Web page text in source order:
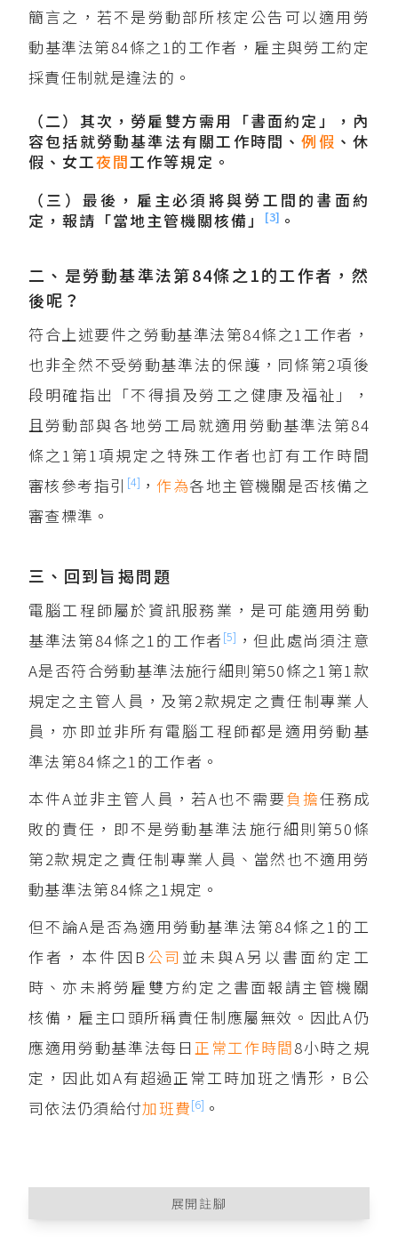
簡言之，若不是勞動部所核定公告可以適用勞
動基準法第84條之1的工作者，雇主與勞工約定
採責任制就是違法的。
（二）其次，勞雇雙方需用「書面約定」，內
容包括就勞動基準法有關工作時間、例假 、休
假、女工夜間工作等規定。
（三）最後，雇主必須將與勞工間的書面約
定，報請「當地主管機關核備」
[3] 。
二、是勞動基準法第84條之1的工作者，然
後呢？
符合上述要件之勞動基準法第84條之1工作者，
也非全然不受勞動基準法的保護，同條第2項後
段明確指出「不得損及勞工之健康及福祉」，
且勞動部與各地勞工局就適用勞動基準法第84
條之1第1項規定之特殊工作者也訂有工作時間
審核參考指引 [4] ，作為各地主管機關是否核備之
審查標準。
三、回到旨揭問題
電腦工程師屬於資訊服務業，是可能適用勞動
基準法第84條之1的工作者 [5] ，但此處尚須注意
A是否符合勞動基準法施行細則第50條之1第1款
規定之主管人員，及第2款規定之責任制專業人
員，亦即並非所有電腦工程師都是適用勞動基
準法第84條之1的工作者。
本件A並非主管人員，若A也不需要負擔任務成
敗的責任，即不是勞動基準法施行細則第50條
第2款規定之責任制專業人員、當然也不適用勞
動基準法第84條之1規定。
但不論A是否為適用勞動基準法第84條之1的工
作者，本件因B 公司 並未與A另以書面約定工
時、亦未將勞雇雙方約定之書面報請主管機關
核備，雇主口頭所稱責任制應屬無效。因此A仍
應適用勞動基準法每日 正常工作時間8小時之規
定，因此如A有超過正常工時加班之情形，B公
司依法仍須給付加班費[6] 。
展開註腳